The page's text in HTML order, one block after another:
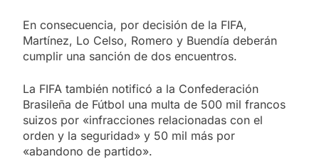
En consecuencia, por decisión de la FIFA,
Martínez, Lo Celso, Romero y Buendía deberán
cumplir una sanción de dos encuentros.
La FIFA también notificó a la Confederación
Brasileña de Fútbol una multa de 500 mil francos
suizos por «infracciones relacionadas con el
orden y la seguridad» y 50 mil más por
«abandono de partido».